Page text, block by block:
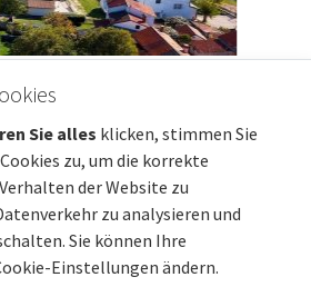
Entfernung vom meer
2 500 m
Gemeindeteil
Labin
Sie alles klicken, stimmen Sie
zu, um die korrekte
der Website zu
zu analysieren und
Sie können Ihre
Einstellungen ändern.